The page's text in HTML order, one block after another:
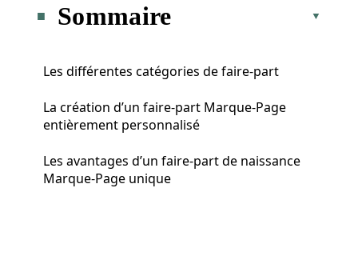
Sommaire
Les différentes catégories de faire-part
La création d’un faire-part Marque-Page
entièrement personnalisé
Les avantages d’un faire-part de naissance
Marque-Page unique